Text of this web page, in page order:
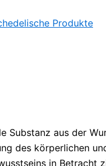
Produkte
Substanz aus der
des körperlichen
in Betracht